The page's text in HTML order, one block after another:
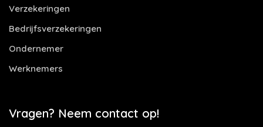
Verzekeringen
Bedrijfsverzekeringen
Ondernemer
Werknemers
Vragen? Neem contact op!